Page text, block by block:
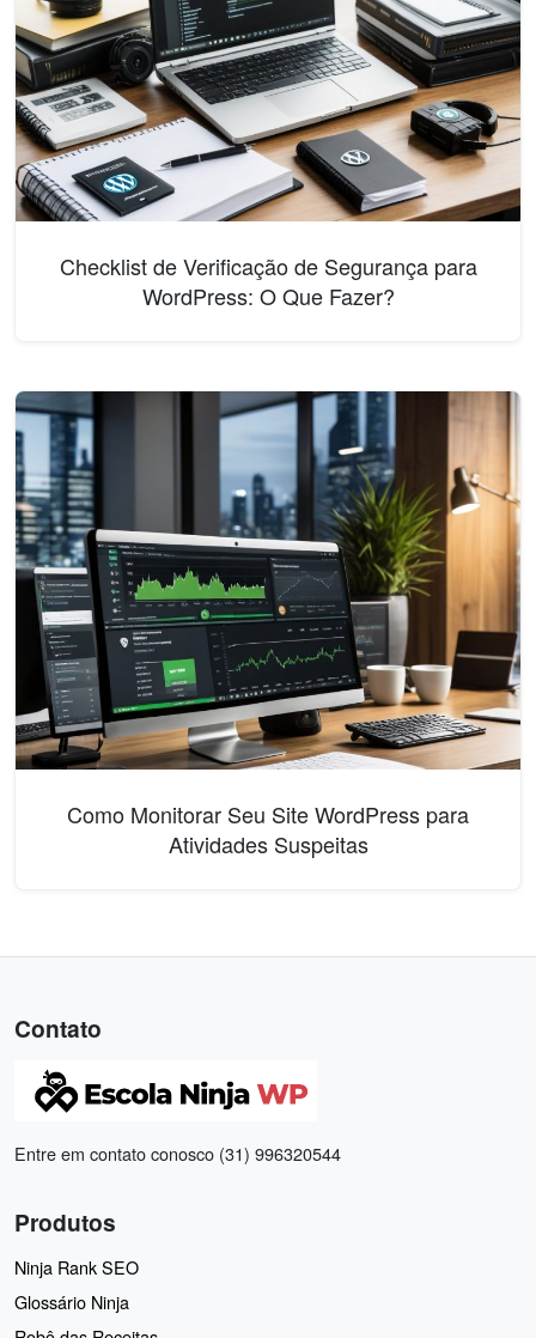
Checklist de Verificação de Segurança para
WordPress: O Que Fazer?
Como Monitorar Seu Site WordPress para
Atividades Suspeitas
Contato
Entre em contato conosco (31) 996320544
Produtos
Ninja Rank SEO
Glossário Ninja